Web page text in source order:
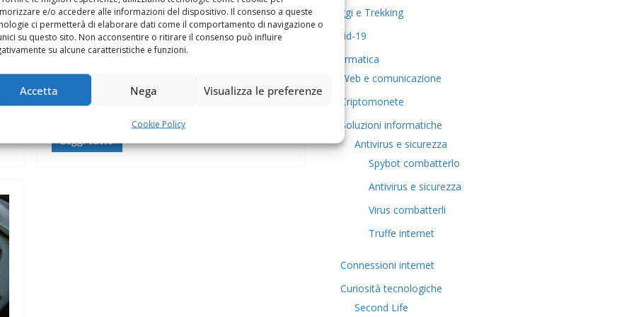
e/o accedere alle informazioni del dispositivo. Il consenso a queste
ci permetterà di elaborare dati come il comportamento di navigazione o
su questo sito. Non acconsentire o ritirare il consenso può influire
su alcune caratteristiche e funzioni.
Accetta Nega Visualizza le preferenze
Cookie Policy
#benevento. Una giornata
accessibile a tutti, do
in macchina per il pranzo. Le magiche Gole di
Caccaviola a #benevento. Una giornata
Leggi tutto
Viaggi e Trekking
Covid-19
Informatica
Web e comunicazione
Criptomonete
Soluzioni informatiche
Antivirus e sicurezza
Spybot combatterlo
Antivirus e sicurezza
Virus combatterli
Truffe internet
Connessioni internet
Curiosità tecnologiche
​Second Life